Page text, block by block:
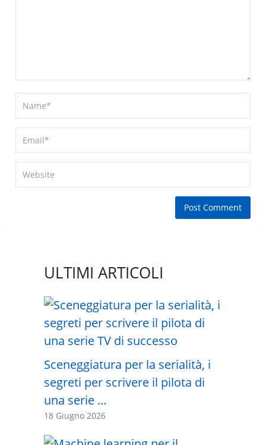
ULTIMI ARTICOLI
Sceneggiatura per la serialità, i
segreti per scrivere il pilota di
una serie …
18 Giugno 2026